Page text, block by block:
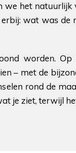
we het
wat was de
worden. Op
– met de
rond de
je ziet, terwijl